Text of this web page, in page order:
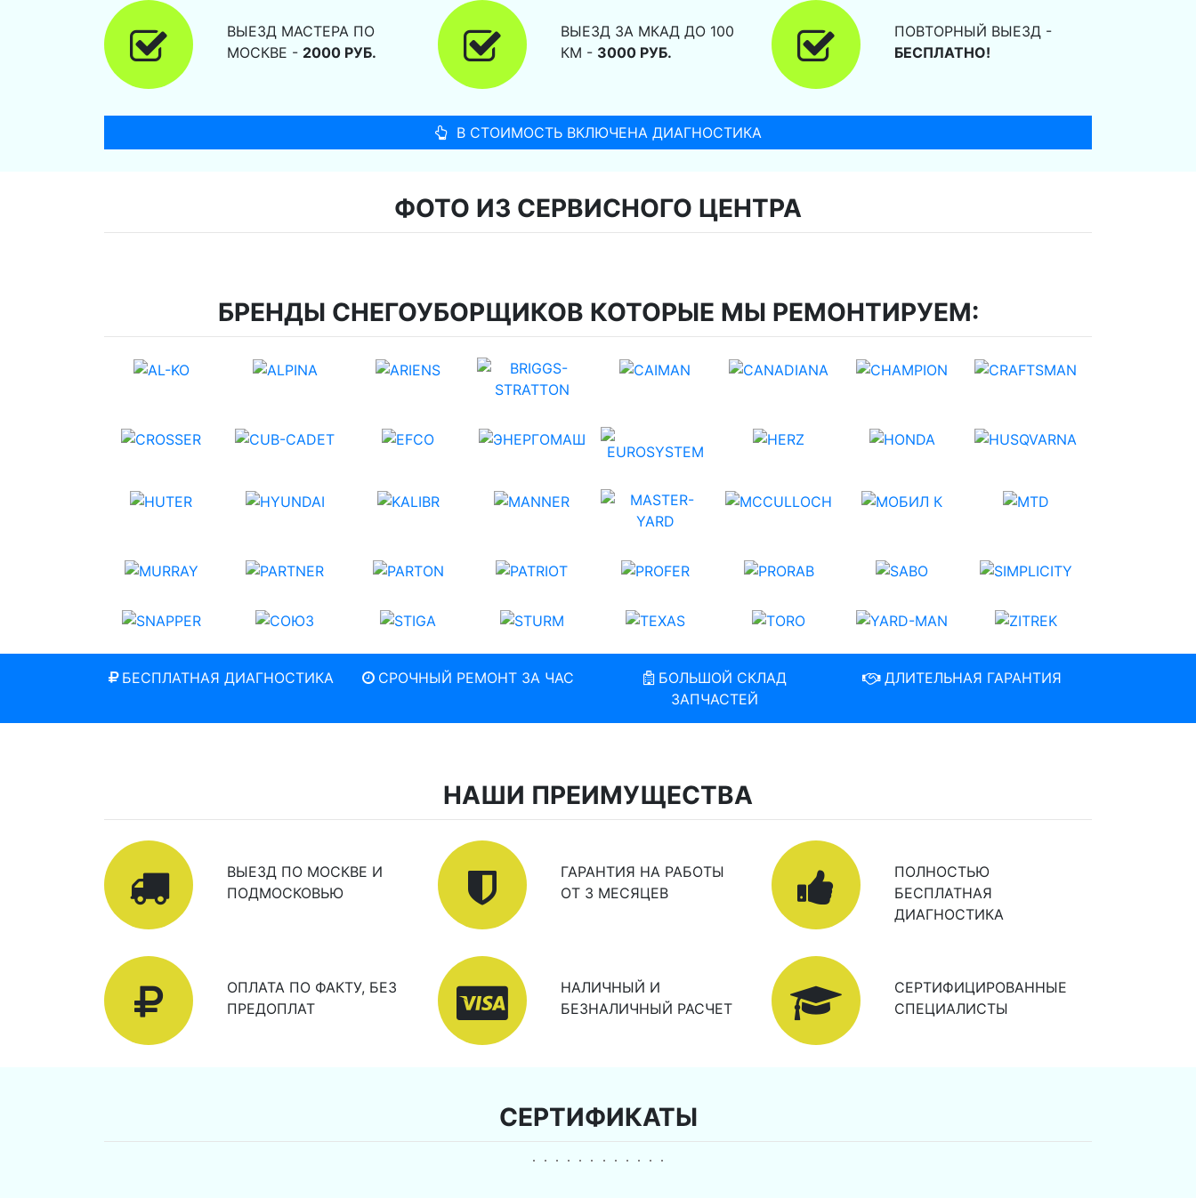
ВЫЕЗД МАСТЕРА ПО
МОСКВЕ - 2000 РУБ.
ВЫЕЗД ЗА МКАД ДО 100
КМ - 3000 РУБ.
ПОВТОРНЫЙ ВЫЕЗД -
БЕСПЛАТНО!
В СТОИМОСТЬ ВКЛЮЧЕНА ДИАГНОСТИКА
ФОТО ИЗ СЕРВИСНОГО ЦЕНТРА
БРЕНДЫ СНЕГОУБОРЩИКОВ КОТОРЫЕ МЫ РЕМОНТИРУЕМ:
БЕСПЛАТНАЯ ДИАГНОСТИКА СРОЧНЫЙ РЕМОНТ ЗА ЧАС
БОЛЬШОЙ СКЛАД
ЗАПЧАСТЕЙ
ДЛИТЕЛЬНАЯ ГАРАНТИЯ
НАШИ ПРЕИМУЩЕСТВА
ВЫЕЗД ПО МОСКВЕ И
ПОДМОСКОВЬЮ
ГАРАНТИЯ НА РАБОТЫ
ОТ 3 МЕСЯЦЕВ
ПОЛНОСТЬЮ
БЕСПЛАТНАЯ
ДИАГНОСТИКА
ОПЛАТА ПО ФАКТУ, БЕЗ
ПРЕДОПЛАТ
НАЛИЧНЫЙ И
БЕЗНАЛИЧНЫЙ РАСЧЕТ
СЕРТИФИЦИРОВАННЫЕ
СПЕЦИАЛИСТЫ
СЕРТИФИКАТЫ